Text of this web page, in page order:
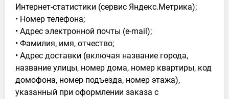
Интернет-статистики (сервис Яндекс.Метрика);
• Номер телефона;
• Адрес электронной почты (e-mail);
• Фамилия, имя, отчество;
• Адрес доставки (включая название города,
название улицы, номер дома, номер квартиры, код
домофона, номер подъезда, номер этажа),
указанный при оформлении заказа с